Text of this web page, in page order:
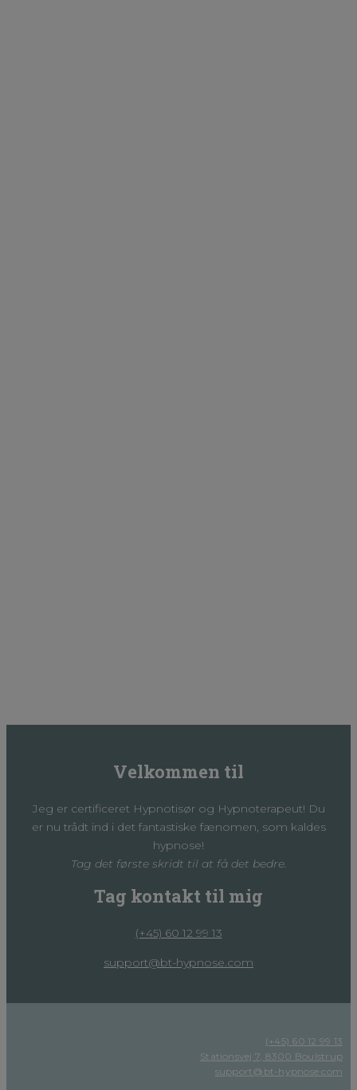
Velkommen til
Jeg er certificeret Hypnotisør og Hypnoterapeut! Du
er nu trådt ind i det fantastiske fænomen, som kaldes
hypnose!
Tag det første skridt til at få det bedre.
Tag kontakt til mig
(+45) 60 12 99 13
support@bt-hypnose.com
(+45) 60 12 99 13
Stationsvej 7, 8300 Boulstrup
support@bt-hypnose.com